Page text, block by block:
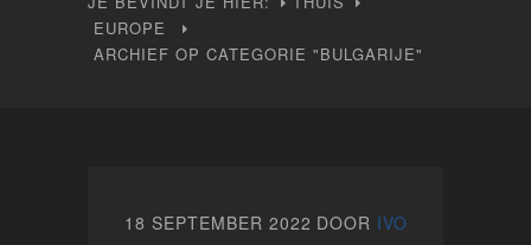
EUROPE
ARCHIEF OP CATEGORIE "BULGARIJE"
18 SEPTEMBER 2022 DOOR IVO